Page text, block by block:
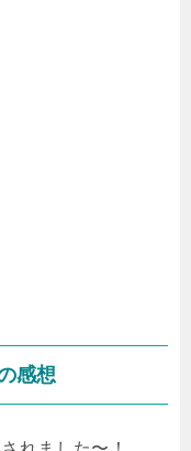
感想